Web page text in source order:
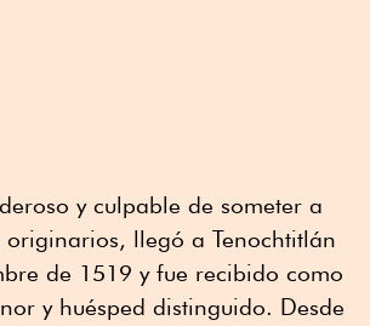
y culpable de someter a
originarios, llegó a Tenochtitlán
de 1519 y fue recibido como
y huésped distinguido. Desde